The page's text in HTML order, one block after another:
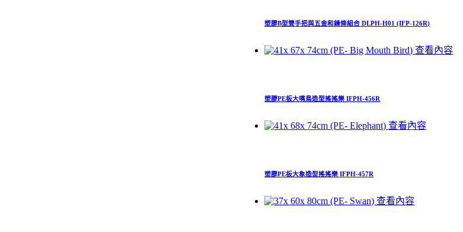
塑膠B型雙手把與五金和鍊條組合 DLPH-H01 (IFP-126R)
查看內容
塑膠PE板大嘴鳥造型搖搖樂 IFPH-456R
查看內容
塑膠PE板大象造型搖搖樂 IFPH-457R
查看內容